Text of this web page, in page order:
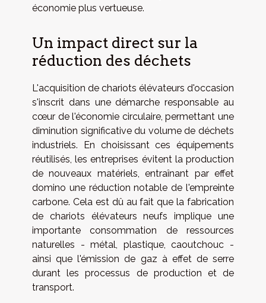
économie plus vertueuse.
Un impact direct sur la
réduction des déchets
L'acquisition de chariots élévateurs d'occasion
s'inscrit dans une démarche responsable au
cœur de l'économie circulaire, permettant une
diminution significative du volume de déchets
industriels. En choisissant ces équipements
réutilisés, les entreprises évitent la production
de nouveaux matériels, entraînant par effet
domino une réduction notable de l'empreinte
carbone. Cela est dû au fait que la fabrication
de chariots élévateurs neufs implique une
importante consommation de ressources
naturelles - métal, plastique, caoutchouc -
ainsi que l'émission de gaz à effet de serre
durant les processus de production et de
transport.